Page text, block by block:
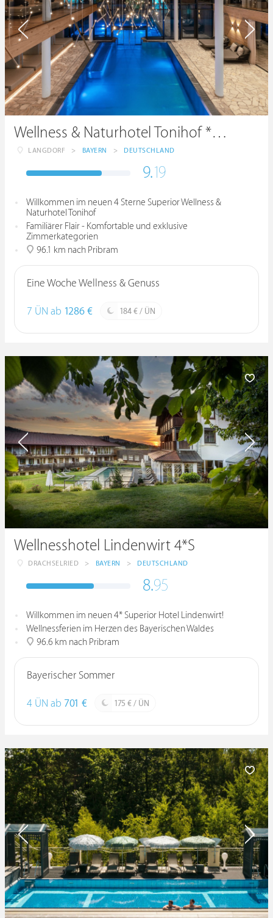
Wellness & Naturhotel Tonihof ****S
LANGDORF > BAYERN > DEUTSCHLAND
9.19
Willkommen im neuen 4 Sterne Superior Wellness &
Naturhotel Tonihof
Familiärer Flair - Komfortable und exklusive
Zimmerkategorien
96.1 km nach Pribram
Eine Woche Wellness & Genuss
7 ÜN ab 1286 € 184 € / ÜN
Wellnesshotel Lindenwirt 4*S
DRACHSELRIED > BAYERN > DEUTSCHLAND
8.95
Willkommen im neuen 4* Superior Hotel Lindenwirt!
Wellnessferien im Herzen des Bayerischen Waldes
96.6 km nach Pribram
Bayerischer Sommer
4 ÜN ab 701 € 175 € / ÜN